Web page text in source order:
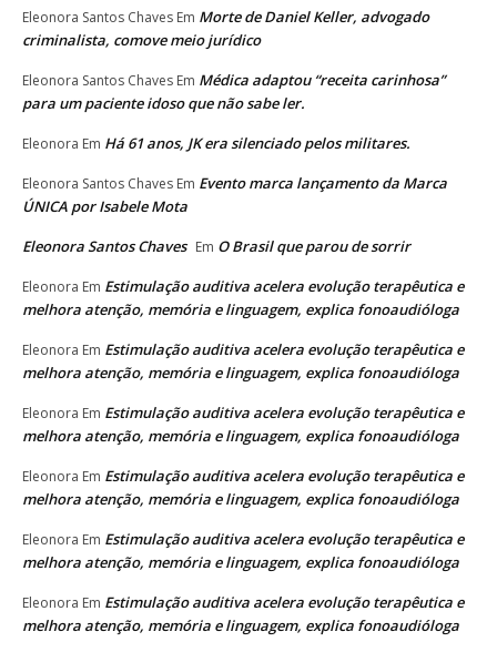
Eleonora Santos Chaves Em Morte de Daniel Keller, advogado
criminalista, comove meio jurídico
Eleonora Santos Chaves Em Médica adaptou “receita carinhosa”
para um paciente idoso que não sabe ler.
Eleonora Em Há 61 anos, JK era silenciado pelos militares.
Eleonora Santos Chaves Em Evento marca lançamento da Marca
ÚNICA por Isabele Mota
Eleonora Santos Chaves Em O Brasil que parou de sorrir
Eleonora Em Estimulação auditiva acelera evolução terapêutica e
melhora atenção, memória e linguagem, explica fonoaudióloga
Eleonora Em Estimulação auditiva acelera evolução terapêutica e
melhora atenção, memória e linguagem, explica fonoaudióloga
Eleonora Em Estimulação auditiva acelera evolução terapêutica e
melhora atenção, memória e linguagem, explica fonoaudióloga
Eleonora Em Estimulação auditiva acelera evolução terapêutica e
melhora atenção, memória e linguagem, explica fonoaudióloga
Eleonora Em Estimulação auditiva acelera evolução terapêutica e
melhora atenção, memória e linguagem, explica fonoaudióloga
Eleonora Em Estimulação auditiva acelera evolução terapêutica e
melhora atenção, memória e linguagem, explica fonoaudióloga